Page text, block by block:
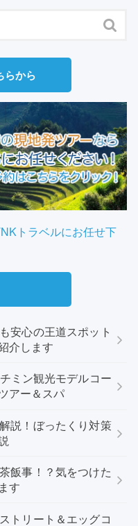
らから
トラベルにお任せ下
安心の王道スポット
介します
ミン観光モデルコー
アー＆スパ
説！ぼったくり対策
飯事！？気をつけた
す
トリート＆エッグコ